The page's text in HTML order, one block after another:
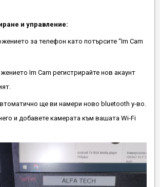
и управление:
за телефон като потърсите “Im Cam
Im Cam регистрирайте нов акаунт
ще ви намери ново bluetooth у-во.
и добавете камерата към вашата Wi-Fi